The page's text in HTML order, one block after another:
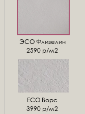
ЭСО Флизелин
2590 р/м2
ЕСО Ворс
3990 р/м2